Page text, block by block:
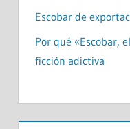
Escobar de
Por qué «Escobar,
ficción adictiva